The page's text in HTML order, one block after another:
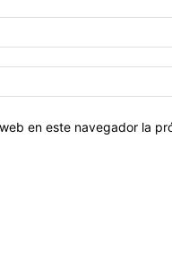
en este navegador la